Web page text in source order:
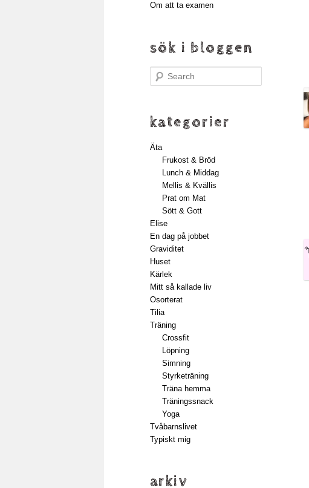
Om att ta examen
sök i bloggen
Search
kategorier
Äta
Frukost & Bröd
Lunch & Middag
Mellis & Kvällis
Prat om Mat
Sött & Gott
Elise
En dag på jobbet
Graviditet
Huset
Kärlek
Mitt så kallade liv
Osorterat
Tilia
Träning
Crossfit
Löpning
Simning
Styrketräning
Träna hemma
Träningssnack
Yoga
Tvåbarnslivet
Typiskt mig
arkiv